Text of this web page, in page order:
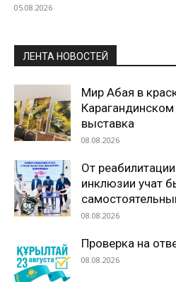
05.08.2026
ЛЕНТА НОВОСТЕЙ
Мир Абая в
выставка
08.08.2026
От
инклюзии учат
08.08.2026
Проверка на
08.08.2026